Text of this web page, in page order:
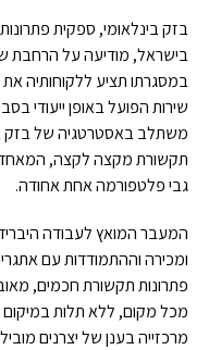
בזק בינלאומי, ספקית
משתלב באסטרטגיה של בזק
תקשורת מקצה לקצה,
גבי פלטפורמה אחת אחודה.
המעבר המואץ לעבודה
ומכירה וההתמודדות עם
פתרונות תקשורת חכמים,
מכל מקום, ללא תלות במיקום
מרכזייה בענן של יצרנים